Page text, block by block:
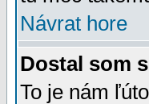
Návrat hore
Dostal som
To je nám